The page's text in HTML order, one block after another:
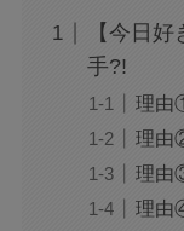
【今日
手?!
理由
理由
理由
理由